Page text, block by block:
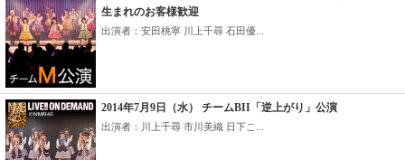
生まれのお客様歓迎
出演者：安田桃寧 川上千尋 石田優...
2014年7月9日（水） チームBII「逆上がり」公演
出演者：川上千尋 市川美織 日下こ...